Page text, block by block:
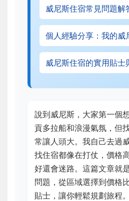
威尼斯住宿常見問題解
個人經驗分享：我的威
威尼斯住宿的實用貼士
說到威尼斯，大家第一個
貢多拉船和浪漫氣氛，但
常讓人頭大。我自己去過
找住宿都像在打仗，價格
好還會迷路。這篇文章就
問題，從區域選擇到價格
貼士，讓你輕鬆規劃旅程。